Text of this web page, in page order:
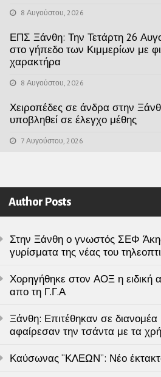
8 Αυγούστου, 2026
ΕΠΣ Ξάνθη: Την Τετάρτη 26
στο γήπεδο των Κιμμερίων με
χαρακτήρα
8 Αυγούστου, 2026
Χειροπέδες σε άνδρα στην
υποβληθεί σε έλεγχο μέθης
7 Αυγούστου, 2026
Author Posts
Στην Ξάνθη ο γνωστός ΣΕΦ Άκης
γυρίσματα της νέας του
Χορηγήθηκε στον ΑΟΞ η ειδική
απο τη Γ.Γ.Α
Ξάνθη: Επιτέθηκαν σε διανομέα
αφαίρεσαν την τσάντα με τα
Καύσωνας “ΚΛΕΩΝ”: Νέο